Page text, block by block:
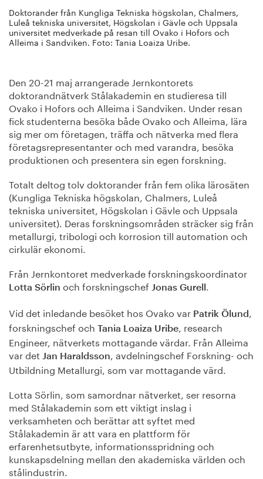
Doktorander från Kungliga Tekniska högskolan, Chalmers,
Luleå tekniska universitet, Högskolan i Gävle och Uppsala
universitet medverkade på resan till Ovako i Hofors och
Alleima i Sandviken. Foto: Tania Loaiza Uribe.
Den 20-21 maj arrangerade Jernkontorets
doktorandnätverk Stålakademin en studieresa till
Ovako i Hofors och Alleima i Sandviken. Under resan
fick studenterna besöka både Ovako och Alleima, lära
sig mer om företagen, träffa och nätverka med flera
företagsrepresentanter och med varandra, besöka
produktionen och presentera sin egen forskning.
Totalt deltog tolv doktorander från fem olika lärosäten
(Kungliga Tekniska högskolan, Chalmers, Luleå
tekniska universitet, Högskolan i Gävle och Uppsala
universitet). Deras forskningsområden sträcker sig från
metallurgi, tribologi och korrosion till automation och
cirkulär ekonomi.
Från Jernkontoret medverkade forskningskoordinator
Lotta Sörlin och forskningschef Jonas Gurell .
Vid det inledande besöket hos Ovako var Patrik Ölund ,
forskningschef och Tania Loaiza Uribe, research
Engineer, nätverkets mottagande värdar. Från Alleima
var det Jan Haraldsson, avdelningschef Forskning- och
Utbildning Metallurgi, som var mottagande värd.
Lotta Sörlin, som samordnar nätverket, ser resorna
med Stålakademin som ett viktigt inslag i
verksamheten och berättar att syftet med
Stålakademin är att vara en plattform för
erfarenhetsutbyte, informationsspridning och
kunskapsdelning mellan den akademiska världen och
stålindustrin.